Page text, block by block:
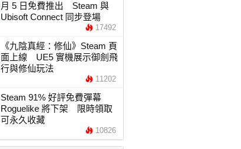
月 5 日免費推出 Steam 與
Ubisoft Connect 同步登場
17492
《九陰真經：修仙》Steam 頁
面上線 UE5 實機展示御劍飛
行與修仙玩法
11202
Steam 91% 好評免費彈幕
Roguelike 將下架 限時領取
可永久收藏
10826